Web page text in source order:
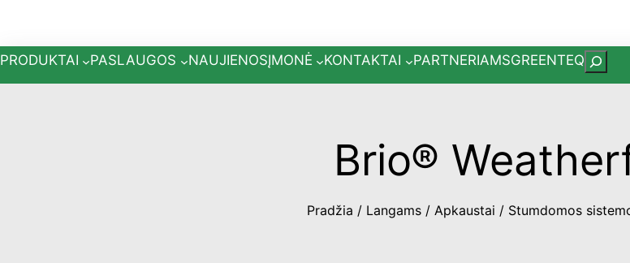
turinio
PRODUKTAI PASLAUGOS NAUJIENOSĮMONĖ KONTAKTAI PARTNERIAMSGREENTEQPaieška
Brio®
Pradžia / Langams/ Apkaustai / Stumdomos